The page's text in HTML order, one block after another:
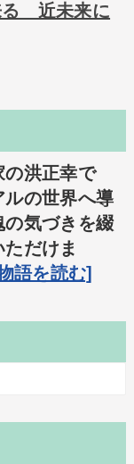
る 近未来に
の洪正幸で
の世界へ導
気づきを綴
だけま
語を読む]